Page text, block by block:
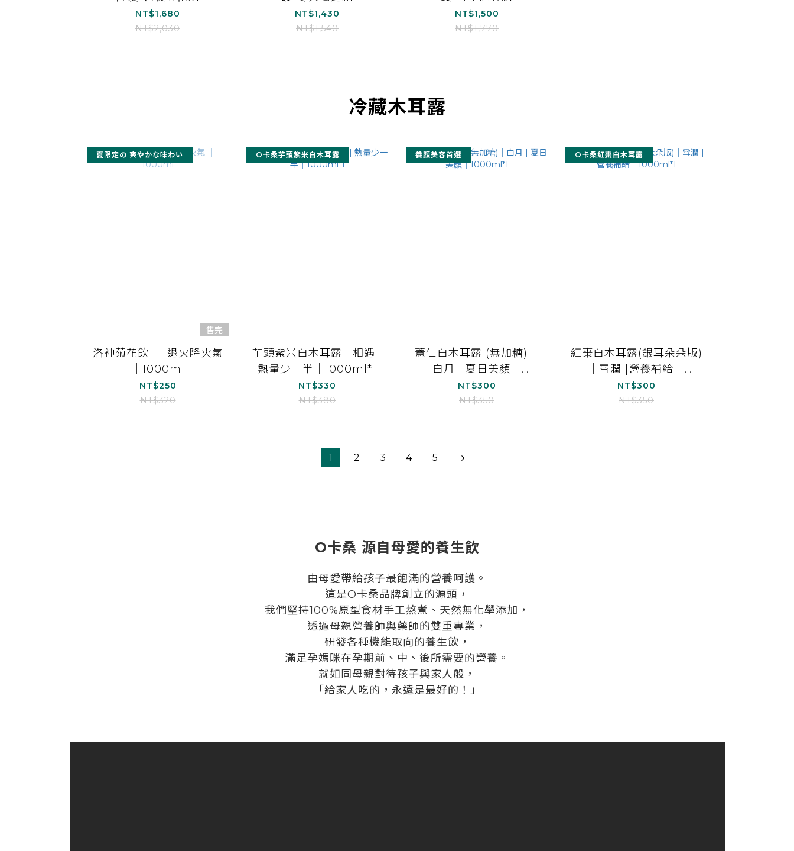
NT$1,680
NT$2,030
NT$1,430
NT$1,540
NT$1,500
NT$1,770
冷藏木耳露
夏限定の 爽やかな味わい
售完
洛神菊花飲 ｜ 退火降火氣
｜1000ml
NT$250
NT$320
O卡桑芋頭紫米白木耳露
芋頭紫米白木耳露 | 相遇 |
熱量少一半｜1000ml*1
NT$330
NT$380
養顏美容首選
薏仁白木耳露 (無加糖)｜
白月 | 夏日美顏｜
1000ml*1
NT$300
NT$350
O卡桑紅棗白木耳露
紅棗白木耳露(銀耳朵朵版)
｜雪潤 |營養補給｜
1000ml*1
NT$300
NT$350
1 2 3 4 5
O卡桑 源自母愛的養生飲
由母愛帶給孩子最飽滿的營養呵護。
這是O卡桑品牌創立的源頭，
我們堅持100%原型食材手工熬煮、天然無化學添加，
透過母親營養師與藥師的雙重專業，
研發各種機能取向的養生飲，
滿足孕媽咪在孕期前、中、後所需要的營養。
就如同母親對待孩子與家人般，
「給家人吃的，永遠是最好的！」